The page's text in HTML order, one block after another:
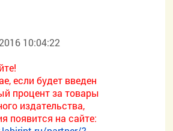
10:04:22
если будет введен
процент за товары
издательства,
появится на сайте: